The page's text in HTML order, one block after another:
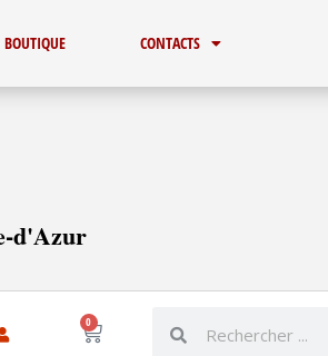
BOUTIQUE CONTACTS
d'Azur
0
Panier